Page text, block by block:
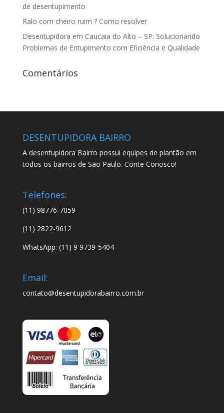
de desentupimento
Ralo com cheiro ruim ? Como resolver
Desentupidora em Caucaia do Alto – SP: Solucionando
Problemas de Entupimento com Eficiência e Qualidade
Comentários
DESENTUPIDORA BAIRRO
A desentupidora Bairro possui equipes de plantão em
todos os bairros de São Paulo. Conte Conosco!
Telefones:
(11) 98776-7059
(11) 2822-9612
WhatsApp: (11) 9 9739-5404
Email:
contato@desentupidorabairro.com.br